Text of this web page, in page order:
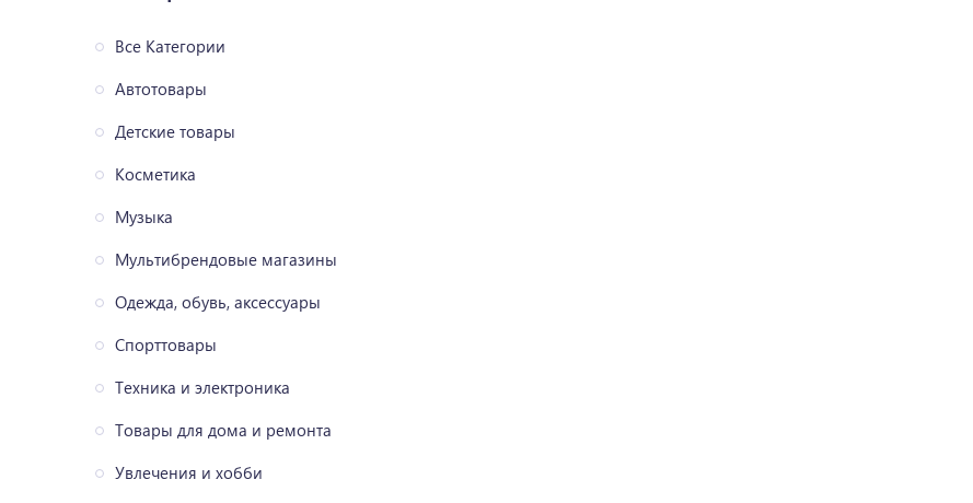
Все Категории
Автотовары
Детские товары
Косметика
Музыка
Мультибрендовые магазины
Одежда, обувь, аксессуары
Спорттовары
Техника и электроника
Товары для дома и ремонта
Увлечения и хобби